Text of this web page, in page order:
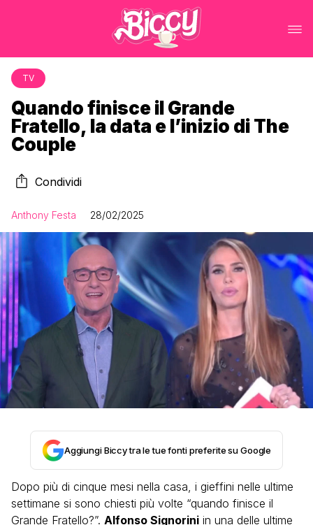
TV
Quando finisce il Grande
Fratello, la data e l’inizio di The
Couple
Condividi
Anthony Festa 28/02/2025
Aggiungi Biccy tra le tue fonti preferite su Google
Dopo più di cinque mesi nella casa, i gieffini nelle ultime
settimane si sono chiesti più volte “quando finisce il
Grande Fratello?”. Alfonso Signorini in una delle ultime